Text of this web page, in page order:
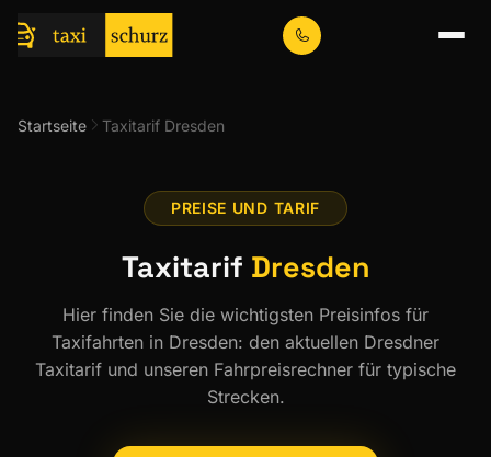
Startseite Taxitarif Dresden
PREISE UND TARIF
Taxitarif Dresden
Hier finden Sie die wichtigsten Preisinfos für
Taxifahrten in Dresden: den aktuellen Dresdner
Taxitarif und unseren Fahrpreisrechner für typische
Strecken.